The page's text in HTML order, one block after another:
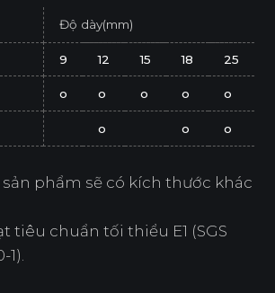
Độ dày(mm)
9 12 15 18 25
o o o o o
o o o
phẩm sẽ có kích thước khác
tiêu chuẩn tối thiểu E1 (SGS
1).